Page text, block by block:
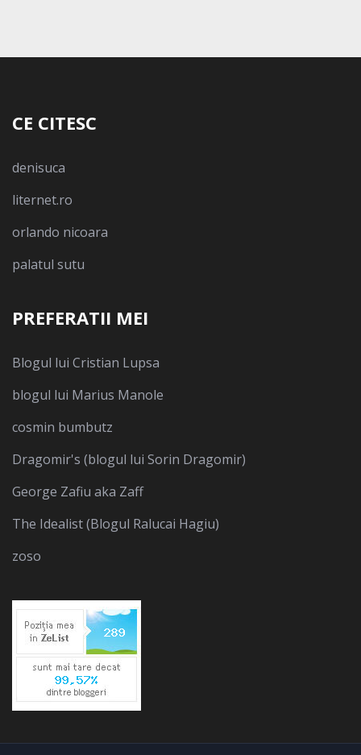
CE CITESC
denisuca
liternet.ro
orlando nicoara
palatul sutu
PREFERATII MEI
Blogul lui Cristian Lupsa
blogul lui Marius Manole
cosmin bumbutz
Dragomir's (blogul lui Sorin Dragomir)
George Zafiu aka Zaff
The Idealist (Blogul Ralucai Hagiu)
zoso